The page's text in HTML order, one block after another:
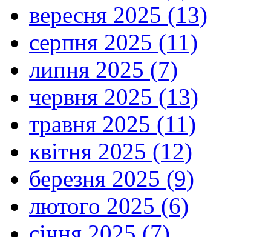
вересня 2025 (13)
серпня 2025 (11)
липня 2025 (7)
червня 2025 (13)
травня 2025 (11)
квітня 2025 (12)
березня 2025 (9)
лютого 2025 (6)